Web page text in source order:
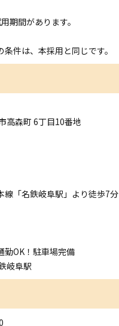
期間があります。
条件は、本採用と同じです。
高森町 6丁目10番地
線「名鉄岐阜駅」より徒歩7分
OK！駐車場完備
岐阜駅